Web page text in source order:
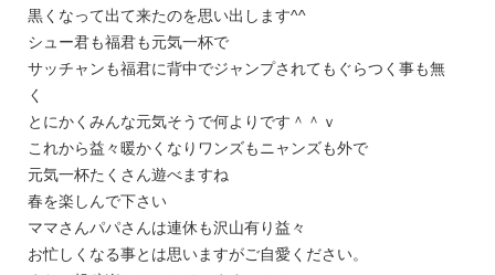
黒くなって出て来たのを思い出します^^
シュー君も福君も元気一杯で
サッチャンも福君に背中でジャンプされてもぐらつく事も無
く
とにかくみんな元気そうで何よりです＾＾ｖ
これから益々暖かくなりワンズもニャンズも外で
元気一杯たくさん遊べますね
春を楽しんで下さい
ママさんパパさんは連休も沢山有り益々
お忙しくなる事とは思いますがご自愛ください。